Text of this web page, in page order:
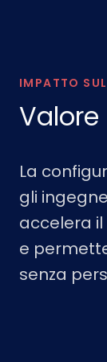
IMPATTO
La
gli
accelera
e
senza